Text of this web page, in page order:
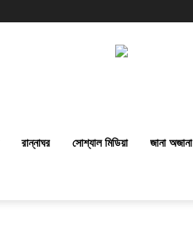
রান্নাঘর সোশ্যাল মিডিয়া জানা অজানা